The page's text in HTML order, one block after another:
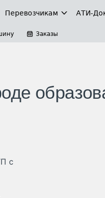
Перевозчикам АТИ-
Заказы
с